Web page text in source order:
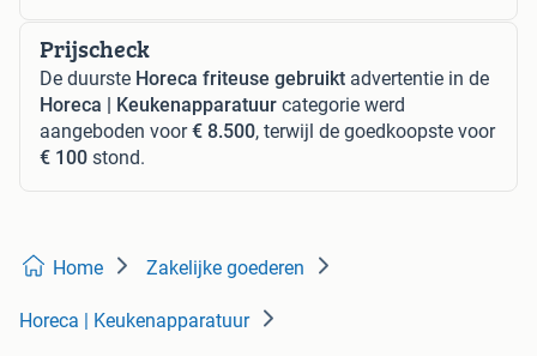
Prijscheck
De duurste Horeca friteuse gebruikt advertentie in de
Horeca | Keukenapparatuur categorie werd
aangeboden voor€ 8.500, terwijl de goedkoopste voor
€ 100 stond.
Home Zakelijke goederen
Horeca | Keukenapparatuur